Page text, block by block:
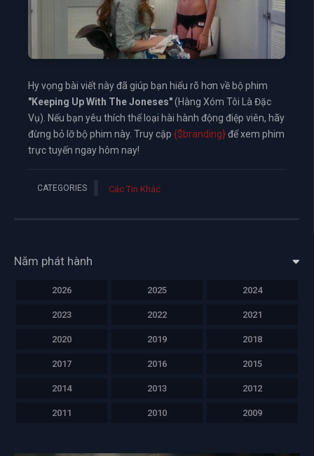
Hy vọng bài viết này đã giúp bạn hiểu rõ hơn về bộ phim
"Keeping Up With The Joneses"(Hàng Xóm Tôi Là Đặc
Vụ). Nếu bạn yêu thích thể loại hài hành động điệp viên, hãy
đừng bỏ lỡ bộ phim này. Truy cập {$branding}để xem phim
trực tuyến ngay hôm nay!
CATEGORIES Các Tin Khác
Năm phát hành
2026 2025 2024
2023 2022 2021
2020 2019 2018
2017 2016 2015
2014 2013 2012
2011 2010 2009